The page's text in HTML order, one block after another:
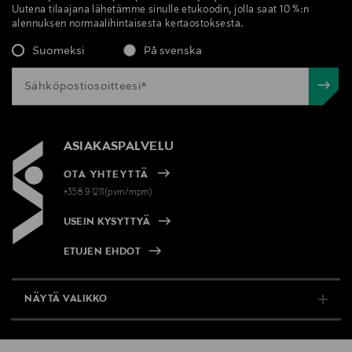
Uutena tilaajana lähetämme sinulle etukoodin, jolla saat 10 %:n
alennuksen normaalihintaisesta kertaostoksesta.
Suomeksi På svenska
ASIAKASPALVELU
OTA YHTEYTTÄ
+358 9 1211(pvm/mpm)
USEIN KYSYTTYÄ
ETUJEN EHDOT
NÄYTÄ VALIKKO